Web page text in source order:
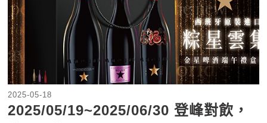
2025-05-18
2025/05/19~2025/06/30 登峰對飲，